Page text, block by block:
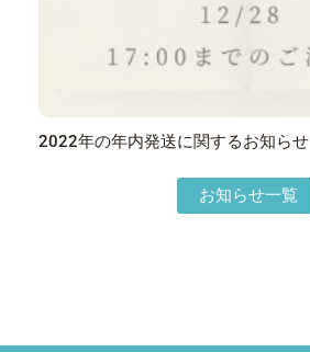
2022年の年内発送に関するお知らせ
お知らせ一覧